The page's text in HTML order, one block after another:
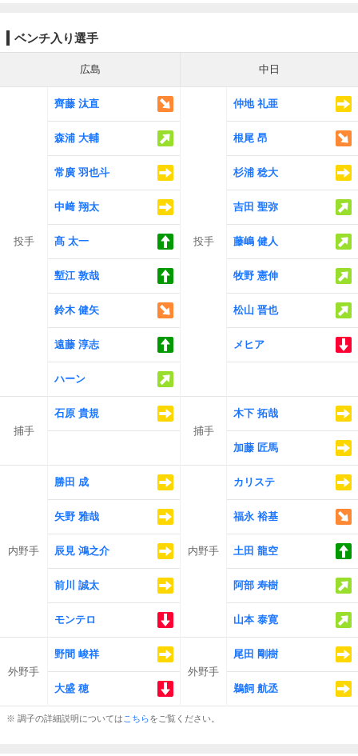
ベンチ入り選手
広島 中日
投手
齊藤 汰直
投手
仲地 礼亜
森浦 大輔 根尾 昂
常廣 羽也斗 杉浦 稔大
中﨑 翔太 吉田 聖弥
髙 太一 藤嶋 健人
塹江 敦哉 牧野 憲伸
鈴木 健矢 松山 晋也
遠藤 淳志 メヒア
ハーン
捕手
石原 貴規
捕手
木下 拓哉
加藤 匠馬
内野手
勝田 成
内野手
カリステ
矢野 雅哉 福永 裕基
辰見 鴻之介 土田 龍空
前川 誠太 阿部 寿樹
モンテロ 山本 泰寛
外野手
野間 峻祥
外野手
尾田 剛樹
大盛 穂 鵜飼 航丞
※ 調子の詳細説明については こちらをご覧ください。